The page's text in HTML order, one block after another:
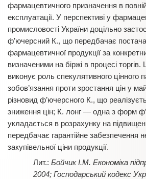
фармацевтичного призначення в
експлуатації. У перспективі у
промисловості України доцільно
ф’ючерсний К., що передбачає
фармацевтичної продукції за
визначеними на біржі в процесі
виконує роль спекулятивного цінного
зобов’язання проти зростання цін у
різновид ф’ючерсного К., що
зниження цін; К. лонг — одна з форм
укладається в розрахунку на
передбачає гарантійне забезпечення
закупівельної ціни продукції.
Бойчик І.М. Економіка
2004; Господарський кодекс